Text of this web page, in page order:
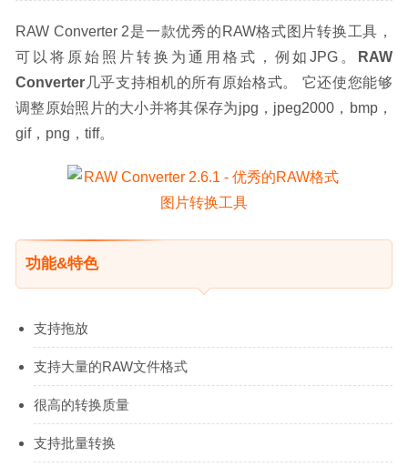
RAW Converter 2是一款优秀的RAW格式图片转换工具，
可以将原始照片转换为通用格式，例如JPG。
RAW
Converter 几乎支持相机的所有原始格式。 它还使您能够
调整原始照片的大小并将其保存为jpg，jpeg2000，bmp，
gif，png，tiff。
功能&特色
支持拖放
支持大量的RAW文件格式
很高的转换质量
支持批量转换